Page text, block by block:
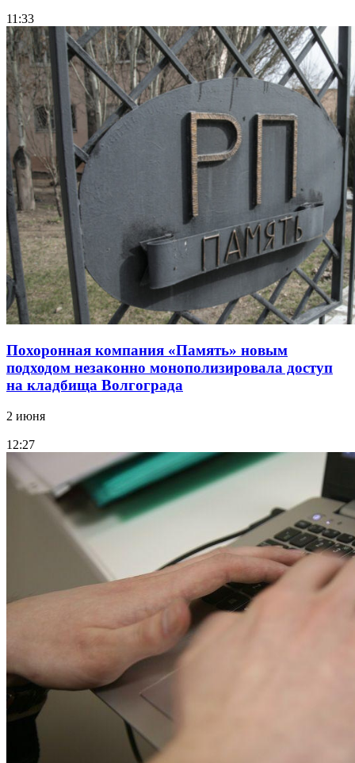
11:33
Похоронная компания «Память» новым
подходом незаконно монополизировала доступ
на кладбища Волгограда
2 июня
12:27